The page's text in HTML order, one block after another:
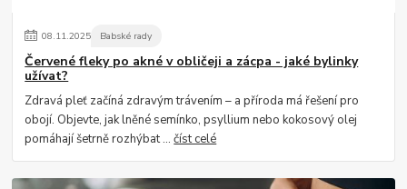
08.11.2025 Babské rady
Červené fleky po akné v obličeji a zácpa - jaké bylinky
užívat?
Zdravá pleť začíná zdravým trávením – a příroda má řešení pro
obojí. Objevte, jak lněné semínko, psyllium nebo kokosový olej
pomáhají šetrně rozhýbat ...číst celé